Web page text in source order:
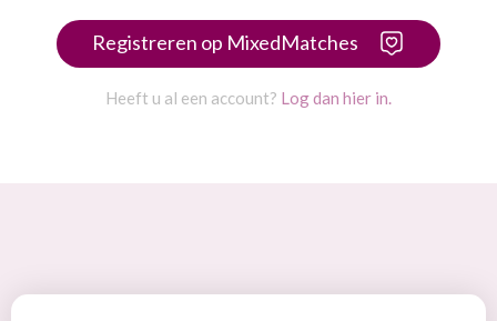
Registreren op MixedMatches
Heeft u al een account? Log dan hier in.